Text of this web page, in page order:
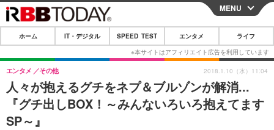
CLOSE
ホーム
IT・デジタル
IT・デジタルTOP スマートフォン
SPEED TEST
エンタメ
MENU
ホーム IT・デジタル SPEED TEST エンタメ ライフ
人々が抱えるグチをネプ＆ブルゾンが解消...
『グチ出しBOX！～みんないろいろ抱えてます
SP～』
エンタメ その他 2018.1.10（水）11:04